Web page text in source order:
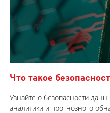
Что такое
Узнайте о безопасности
аналитики и прогнозного